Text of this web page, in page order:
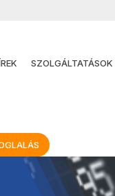
SZOLGÁLTATÁSOK